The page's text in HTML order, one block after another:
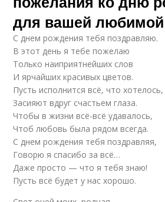
для вашей
С днем рождения тебя поздравляю.
В этот день я тебе пожелаю
Только наиприятнейших слов
И ярчайших красивых цветов.
Пусть исполнится всё, что хотелось,
Засияют вдруг счастьем глаза.
Чтобы в жизни всё-всё удавалось,
Чтоб любовь была рядом всегда.
С днем рождения тебя поздравляя,
Говорю я спасибо за всё…
Даже просто — что я тебя знаю!
Пусть всё будет у нас хорошо.